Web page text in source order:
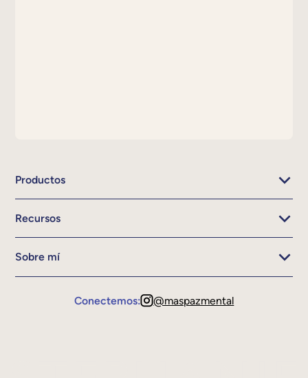
Productos
Recursos
Sobre mí
Conectemos: @maspazmental